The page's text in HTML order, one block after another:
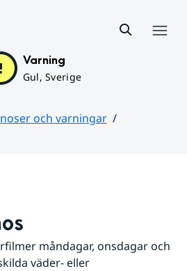
Varning
Gul, Sverige
och varningar
måndagar, onsdagar och
väder- eller